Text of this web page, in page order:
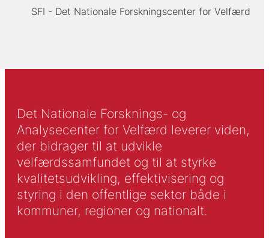
SFI - Det Nationale Forskningscenter for Velfærd
Det Nationale Forsknings- og
Analysecenter for Velfærd leverer viden,
der bidrager til at udvikle
velfærdssamfundet og til at styrke
kvalitetsudvikling, effektivisering og
styring i den offentlige sektor både i
kommuner, regioner og nationalt.